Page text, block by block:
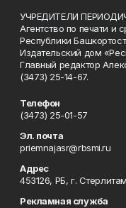
УЧРЕДИТЕЛИ
Агентство по печати и
Республики
Издательский дом
Главный редактор
(3473) 25-14-67.
Телефон
(3473) 25-01-57
Эл. почта
priemnajasr@rbsmi.ru
Адрес
453126, РБ, г.
Рекламная служба